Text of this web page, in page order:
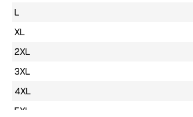
Por favor insira o
captcha abaixo
L
XL
2XL
3XL
4XL
5XL